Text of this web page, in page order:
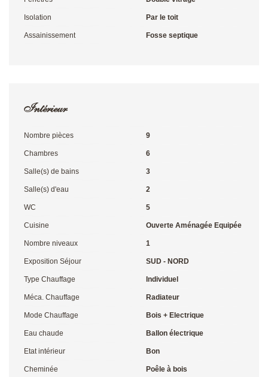
Isolation Par le toit
Assainissement Fosse septique
Intérieur
Nombre pièces 9
Chambres 6
Salle(s) de bains 3
Salle(s) d'eau 2
WC 5
Cuisine Ouverte Aménagée Equipée
Nombre niveaux 1
Exposition Séjour SUD - NORD
Type Chauffage Individuel
Méca. Chauffage Radiateur
Mode Chauffage Bois + Electrique
Eau chaude Ballon électrique
Etat intérieur Bon
Cheminée Poêle à bois